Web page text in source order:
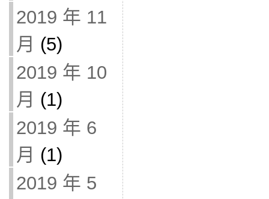
2019 年 11
月 (5)
2019 年 10
月 (1)
2019 年 6
月 (1)
2019 年 5